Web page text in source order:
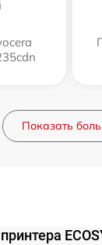
Показать